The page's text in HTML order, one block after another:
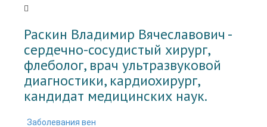
Раскин Владимир Вячеславович -
cердечно-сосудистый хирург,
флеболог, врач ультразвуковой
диагностики, кардиохирург,
кандидат медицинских наук.
Заболевания вен